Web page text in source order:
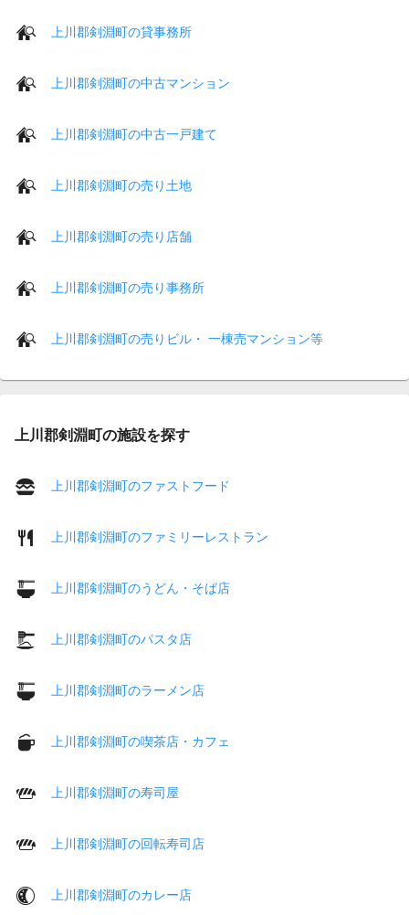
上川郡剣淵町の貸事務所
上川郡剣淵町の中古マンション
上川郡剣淵町の中古一戸建て
上川郡剣淵町の売り土地
上川郡剣淵町の売り店舗
上川郡剣淵町の売り事務所
上川郡剣淵町の売りビル・ 一棟売マンション等
上川郡剣淵町の施設を探す
上川郡剣淵町のファストフード
上川郡剣淵町のファミリーレストラン
上川郡剣淵町のうどん・そば店
上川郡剣淵町のパスタ店
上川郡剣淵町のラーメン店
上川郡剣淵町の喫茶店・カフェ
上川郡剣淵町の寿司屋
上川郡剣淵町の回転寿司店
上川郡剣淵町のカレー店